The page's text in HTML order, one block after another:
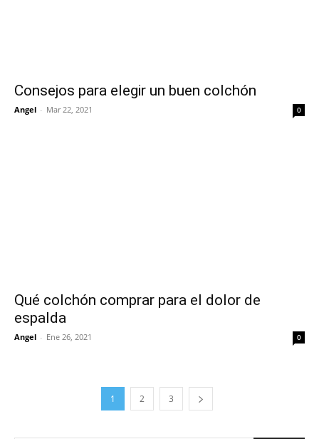
Consejos para elegir un buen colchón
Angel - Mar 22, 2021 0
Qué colchón comprar para el dolor de
espalda
Angel - Ene 26, 2021 0
1 2 3